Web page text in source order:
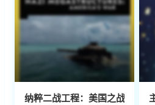
纳粹二战工程：美国之战第五季